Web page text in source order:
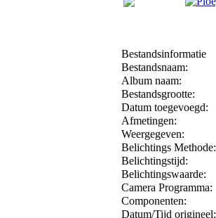
Bestandsinformatie
Bestandsnaam:
Album naam:
Bestandsgrootte:
Datum toegevoegd:
Afmetingen:
Weergegeven:
Belichtings Methode:
Belichtingstijd:
Belichtingswaarde:
Camera Programma:
Componenten:
Datum/Tijd origineel: